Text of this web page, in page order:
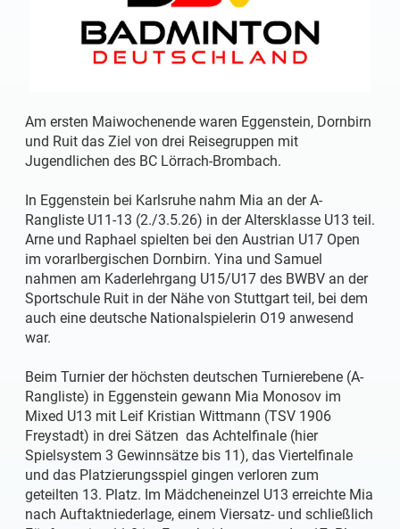
Am ersten Maiwochenende waren Eggenstein, Dornbirn
und Ruit das Ziel von drei Reisegruppen mit
Jugendlichen des BC Lörrach-Brombach.
In Eggenstein bei Karlsruhe nahm Mia an der A-
Rangliste U11-13 (2./3.5.26) in der Altersklasse U13 teil.
Arne und Raphael spielten bei den Austrian U17 Open
im vorarlbergischen Dornbirn. Yina und Samuel
nahmen am Kaderlehrgang U15/U17 des BWBV an der
Sportschule Ruit in der Nähe von Stuttgart teil, bei dem
auch eine deutsche Nationalspielerin O19 anwesend
war.
Beim Turnier der höchsten deutschen Turnierebene (A-
Rangliste) in Eggenstein gewann Mia Monosov im
Mixed U13 mit Leif Kristian Wittmann (TSV 1906
Freystadt) in drei Sätzen das Achtelfinale (hier
Spielsystem 3 Gewinnsätze bis 11), das Viertelfinale
und das Platzierungsspiel gingen verloren zum
geteilten 13. Platz. Im Mädcheneinzel U13 erreichte Mia
nach Auftaktniederlage, einem Viersatz- und schließlich